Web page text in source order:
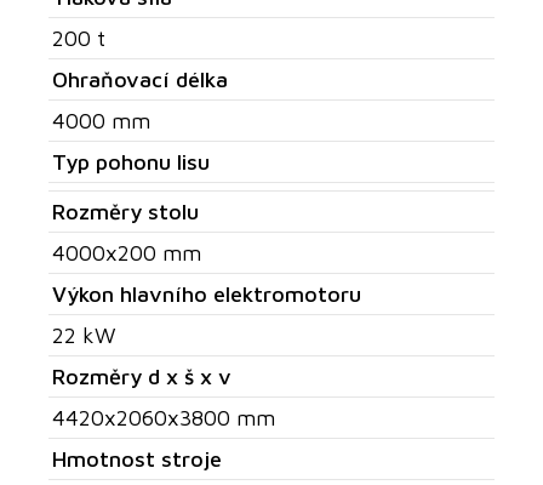
200 t
Ohraňovací délka
4000 mm
Typ pohonu lisu
Rozměry stolu
4000x200 mm
Výkon hlavního elektromotoru
22 kW
Rozměry d x š x v
4420x2060x3800 mm
Hmotnost stroje